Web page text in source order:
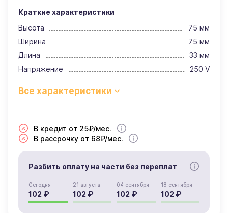
Краткие характеристики
Высота
75 мм
Ширина
75 мм
Длина
33 мм
Напряжение
250 V
В кредит от 25₽/мес.
В рассрочку от 68₽/мес.
Разбить оплату на части без переплат
Сегодня
102 ₽
21 августа
102 ₽
04 сентября
102 ₽
18 сентября
102 ₽